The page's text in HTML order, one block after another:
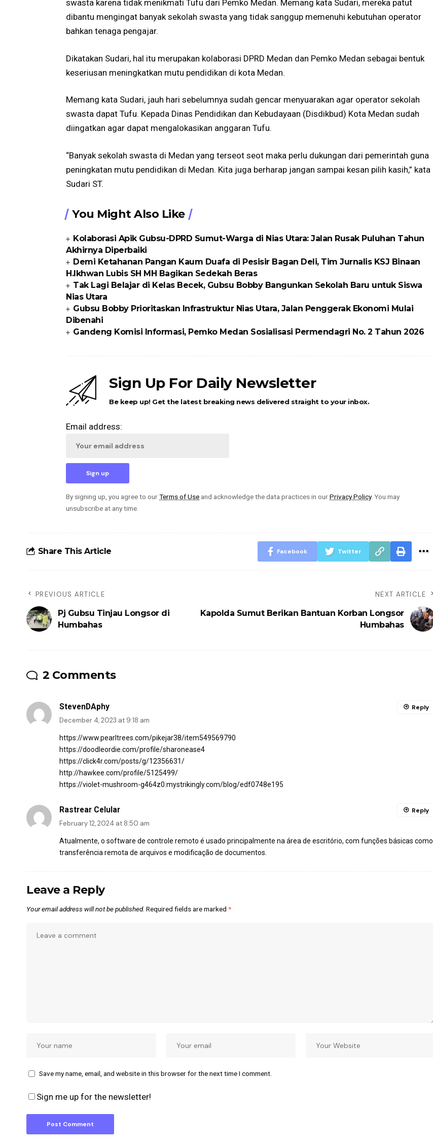
swasta karena tidak menikmati Tufu dari Pemko Medan. Memang kata Sudari, mereka patut
dibantu mengingat banyak sekolah swasta yang tidak sanggup memenuhi kebutuhan operator
bahkan tenaga pengajar.
Dikatakan Sudari, hal itu merupakan kolaborasi DPRD Medan dan Pemko Medan sebagai bentuk
keseriusan meningkatkan mutu pendidikan di kota Medan.
Memang kata Sudari, jauh hari sebelumnya sudah gencar menyuarakan agar operator sekolah
swasta dapat Tufu. Kepada Dinas Pendidikan dan Kebudayaan (Disdikbud) Kota Medan sudah
diingatkan agar dapat mengalokasikan anggaran Tufu.
“Banyak sekolah swasta di Medan yang terseot seot maka perlu dukungan dari pemerintah guna
peningkatan mutu pendidikan di Medan. Kita juga berharap jangan sampai kesan pilih kasih,” kata
Sudari ST.
You Might Also Like
Kolaborasi Apik Gubsu-DPRD Sumut-Warga di Nias Utara: Jalan Rusak Puluhan Tahun
Akhirnya Diperbaiki
Demi Ketahanan Pangan Kaum Duafa di Pesisir Bagan Deli, Tim Jurnalis KSJ Binaan
H.Ikhwan Lubis SH MH Bagikan Sedekah Beras
Tak Lagi Belajar di Kelas Becek, Gubsu Bobby Bangunkan Sekolah Baru untuk Siswa
Nias Utara
Gubsu Bobby Prioritaskan Infrastruktur Nias Utara, Jalan Penggerak Ekonomi Mulai
Dibenahi
Gandeng Komisi Informasi, Pemko Medan Sosialisasi Permendagri No. 2 Tahun 2026
Sign Up For Daily Newsletter
Be keep up! Get the latest breaking news delivered straight to your inbox.
Email address:
By signing up, you agree to ourTerms of Use and acknowledge the data practices in ourPrivacy Policy. You may
unsubscribe at any time.
Share This Article Facebook Twitter
PREVIOUS ARTICLE
Pj Gubsu Tinjau Longsor di
Humbahas
NEXT ARTICLE
Kapolda Sumut Berikan Bantuan Korban Longsor
Humbahas
2 Comments
StevenDAphy
December 4, 2023 at 9:18 am
https://www.pearltrees.com/pikejar38/item549569790
https://doodleordie.com/profile/sharonease4
https://click4r.com/posts/g/12356631/
http://hawkee.com/profile/5125499/
https://violet-mushroom-g464z0.mystrikingly.com/blog/edf0748e195
Reply
Rastrear Celular
February 12, 2024 at 8:50 am
Atualmente, o software de controle remoto é usado principalmente na área de escritório, com funções básicas como
transferência remota de arquivos e modificação de documentos.
Reply
Leave a Reply
Your email address will not be published. Required fields are marked *
Save my name, email, and website in this browser for the next time I comment.
Sign me up for the newsletter!